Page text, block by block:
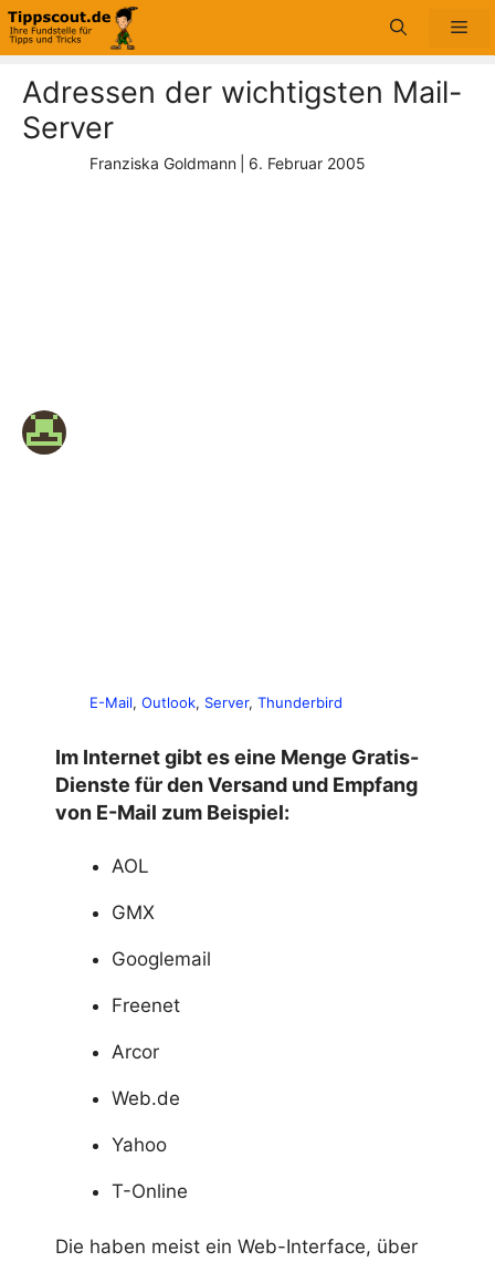
Zum
Inhalt
Adressen der wichtigsten Mail-
Server
Franziska Goldmann 6. Februar 2005
E-Mail, Outlook, Server, Thunderbird
Im Internet gibt es eine Menge Gratis-
Dienste für den Versand und Empfang
von E-Mail zum Beispiel:
AOL
GMX
Googlemail
Freenet
Arcor
Web.de
Yahoo
T-Online
Die haben meist ein Web-Interface, über